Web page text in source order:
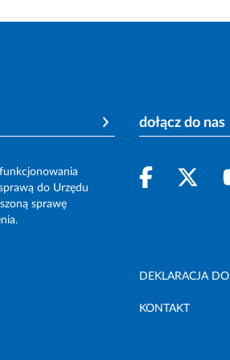
do Urzędu
sprawę
dołącz do nas
DEKLARACJA
KONTAKT